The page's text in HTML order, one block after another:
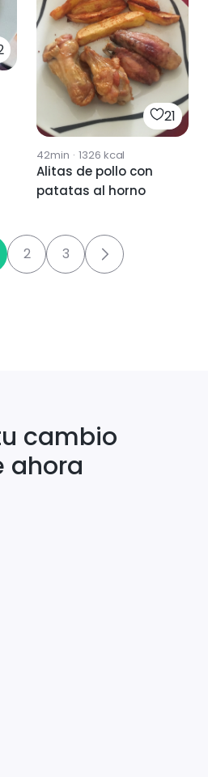
21
42min · 1326 kcal
Alitas de pollo con
patatas al horno
2 3
cambio
ahora